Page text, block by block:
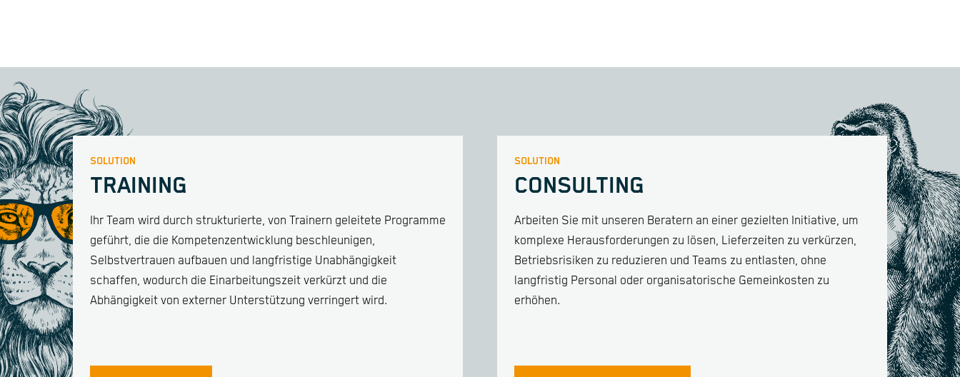
SOLUTION
TRAINING
Ihr Team wird durch strukturierte, von Trainern geleitete Programme
geführt, die die Kompetenzentwicklung beschleunigen,
Selbstvertrauen aufbauen und langfristige Unabhängigkeit
schaffen, wodurch die Einarbeitungszeit verkürzt und die
Abhängigkeit von externer Unterstützung verringert wird.
SOLUTION
CONSULTING
Arbeiten Sie mit unseren Beratern an einer gezielten Initiative, um
komplexe Herausforderungen zu lösen, Lieferzeiten zu verkürzen,
Betriebsrisiken zu reduzieren und Teams zu entlasten, ohne
langfristig Personal oder organisatorische Gemeinkosten zu
erhöhen.